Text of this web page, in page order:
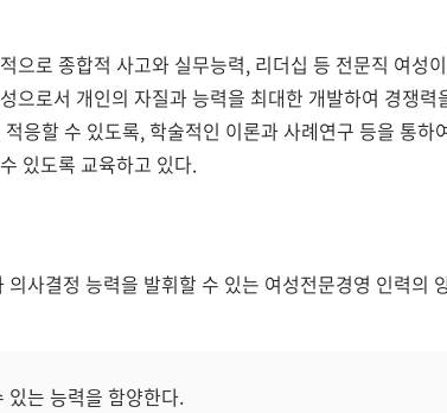
로 종합적 사고와 실무능력, 리더십 등 전문직 여성
로서 개인의 자질과 능력을 최대한 개발하여 경쟁
응할 수 있도록, 학술적인 이론과 사례연구 등을 통하
있도록 교육하고 있다.
사결정 능력을 발휘할 수 있는 여성전문경영 인력의
있는 능력을 함양한다.